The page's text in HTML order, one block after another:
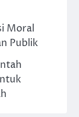
Moral
Publik